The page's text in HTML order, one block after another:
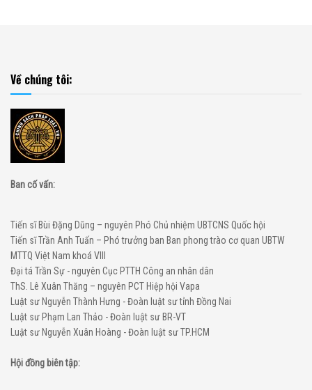
Về chúng tôi:
Ban cố vấn:
Tiến sĩ Bùi Đặng Dũng – nguyên Phó Chủ nhiệm UBTCNS Quốc hội
Tiến sĩ Trần Anh Tuấn – Phó trưởng ban Ban phong trào cơ quan UBTW
MTTQ Việt Nam khoá VIII
Đại tá Trần Sự - nguyên Cục PTTH Công an nhân dân
ThS. Lê Xuân Thăng – nguyên PCT Hiệp hội Vapa
Luật sư Nguyễn Thành Hưng - Đoàn luật sư tỉnh Đồng Nai
Luật sư Phạm Lan Thảo - Đoàn luật sư BR-VT
Luật sư Nguyễn Xuân Hoàng - Đoàn luật sư TP.HCM
Hội đồng biên tập: